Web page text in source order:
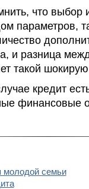
что выбор
параметров,
и разница
такой
кредит
финансовые
молодой семьи